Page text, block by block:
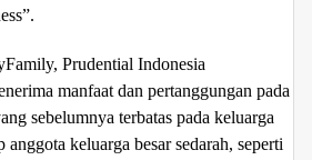
Prudential Indonesia
manfaat dan pertanggungan pada
sebelumnya terbatas pada keluarga
keluarga besar sedarah, seperti